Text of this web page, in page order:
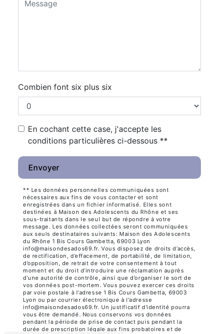
Combien font six plus six
En cochant cette case, j'accepte les
conditions particulières ci-dessous **
Envoyer
** Les données personnelles communiquées sont
nécessaires aux fins de vous contacter et sont
enregistrées dans un fichier informatisé. Elles sont
destinées à Maison des Adolescents du Rhône et ses
sous-traitants dans le seul but de répondre à votre
message. Les données collectées seront communiquées
aux seuls destinataires suivants: Maison des Adolescents
du Rhône 1 Bis Cours Gambetta, 69003 Lyon
info@maisondesados69.fr. Vous disposez de droits d’accès,
de rectification, d’effacement, de portabilité, de limitation,
d’opposition, de retrait de votre consentement à tout
moment et du droit d’introduire une réclamation auprès
d’une autorité de contrôle, ainsi que d’organiser le sort de
vos données post-mortem. Vous pouvez exercer ces droits
par voie postale à l'adresse 1 Bis Cours Gambetta, 69003
Lyon ou par courrier électronique à l'adresse
info@maisondesados69.fr. Un justificatif d'identité pourra
vous être demandé. Nous conservons vos données
pendant la période de prise de contact puis pendant la
durée de prescription légale aux fins probatoires et de